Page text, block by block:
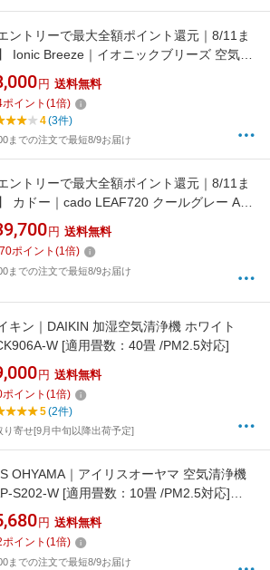
エントリーで最大全額ポイント還元｜8/11ま
Ionic Breeze｜イオニックブリーズ 空気清
MIDI IonicBreeze(イオニックブリーズ) ピ
ブラック 59079 [PM2.5対応]
】
円 送料無料
ポイント (1倍)
4(3件)
までの注文で最短8/9お届け
エントリーで最大全額ポイント還元｜8/11ま
カドー｜cado LEAF720 クールグレー AP-
CG [適用畳数：65畳 /PM2.5対応]
円 送料無料
ポイント (1倍)
までの注文で最短8/9お届け
キン｜DAIKIN 加湿空気清浄機 ホワイト
W [適用畳数：40畳 /PM2.5対応]
円 送料無料
ポイント (1倍)
5(2件)
り寄せ[9月中旬以降出荷予定]
OHYAMA｜アイリスオーヤマ 空気清浄機
S202-W [適用畳数：10畳 /PM2.5対応]
】
円 送料無料
ポイント (1倍)
までの注文で最短8/9お届け